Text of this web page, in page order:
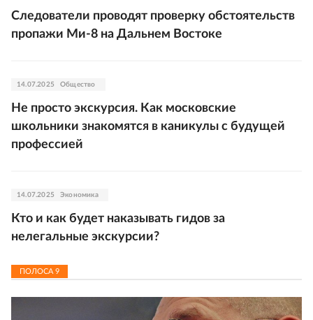
Следователи проводят проверку обстоятельств
пропажи Ми-8 на Дальнем Востоке
14.07.2025 Общество
Не просто экскурсия. Как московские
школьники знакомятся в каникулы с будущей
профессией
14.07.2025 Экономика
Кто и как будет наказывать гидов за
нелегальные экскурсии?
ПОЛОСА9